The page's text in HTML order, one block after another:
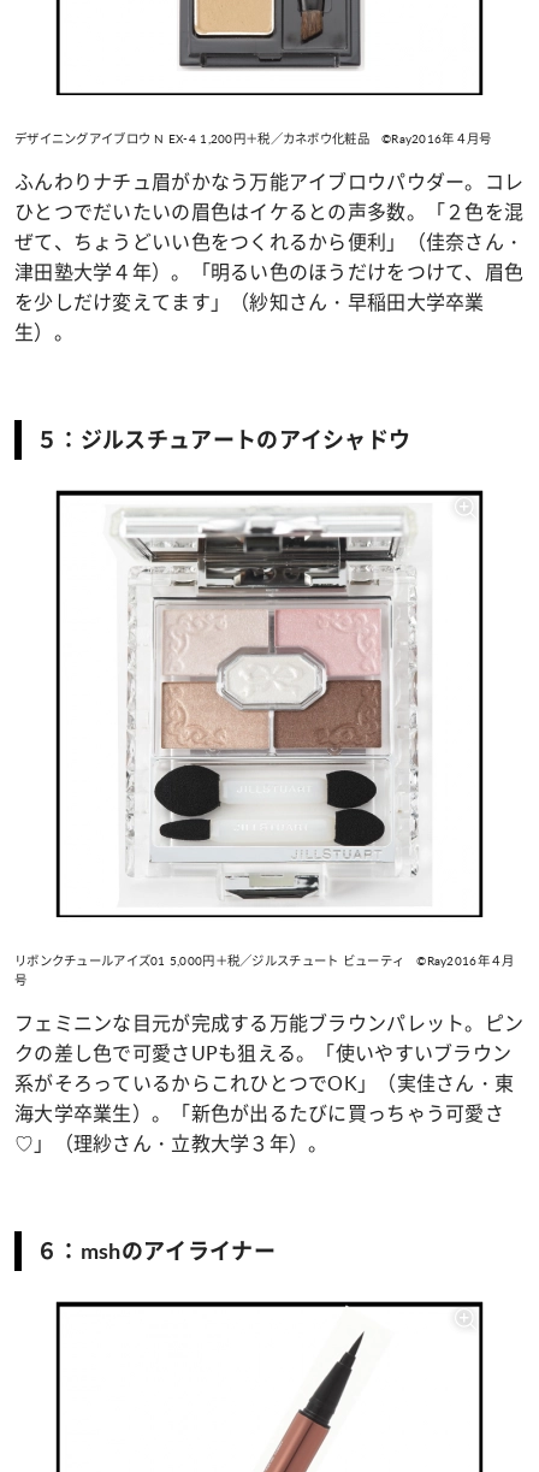
デザイニングアイブロウ N EX-4 1,200円＋税／カネボウ化粧品 ©Ray2016年４月号
ふんわりナチュ眉がかなう万能アイブロウパウダー。コレ
ひとつでだいたいの眉色はイケるとの声多数。「２色を混
ぜて、ちょうどいい色をつくれるから便利」（佳奈さん・
津田塾大学４年）。「明るい色のほうだけをつけて、眉色
を少しだけ変えてます」（紗知さん・早稲田大学卒業
生）。
５：ジルスチュアートのアイシャドウ
リボンクチュールアイズ01 5,000円＋税／ジルスチュート ビューティ ©Ray2016年４月
号
フェミニンな目元が完成する万能ブラウンパレット。ピン
クの差し色で可愛さUPも狙える。「使いやすいブラウン
系がそろっているからこれひとつでOK」（実佳さん・東
海大学卒業生）。「新色が出るたびに買っちゃう可愛さ
♡」（理紗さん・立教大学３年）。
６：mshのアイライナー